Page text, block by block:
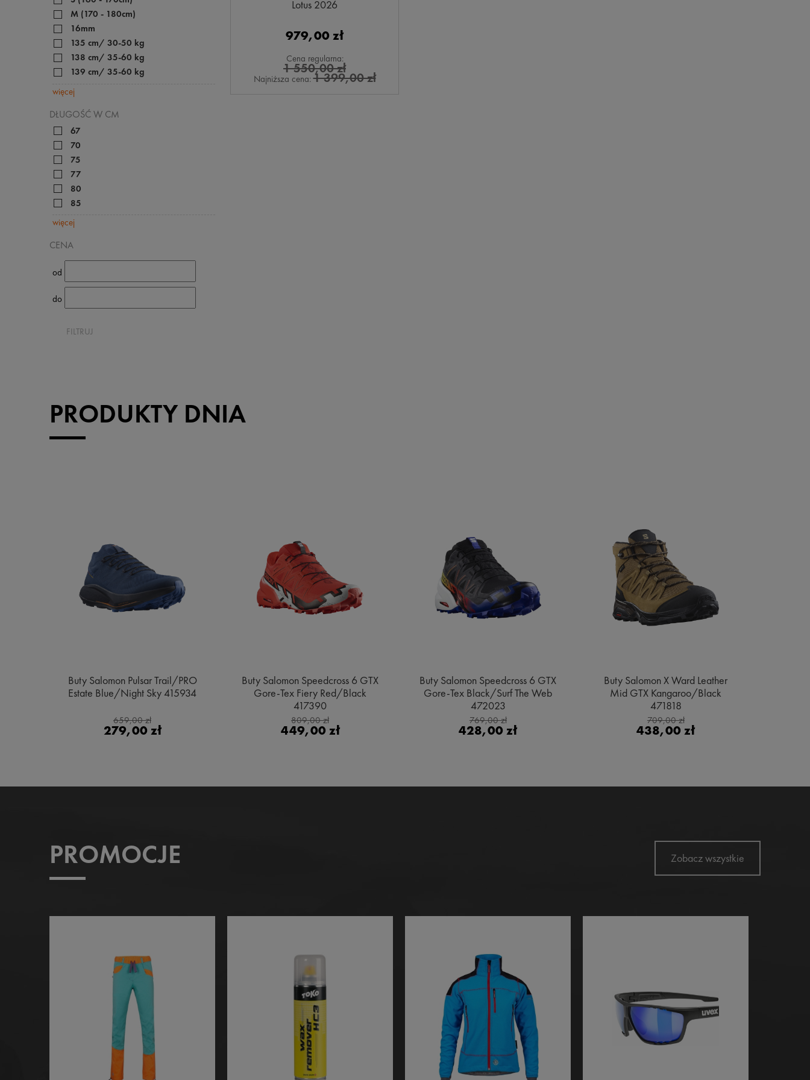
M (170 - 180cm)
16mm
135 cm/ 30-50 kg
138 cm/ 35-60 kg
139 cm/ 35-60 kg
więcej
DŁUGOŚĆ W CM
67
70
75
77
80
85
więcej
CENA
od
do
FILTRUJ
Lotus 2026
979,00 zł
Cena regularna:
1 550,00 zł
Najniższa cena:1 399,00 zł
PRODUKTY DNIA
Buty Salomon Pulsar Trail/PRO
Estate Blue/Night Sky 415934
659,00 zł
279,00 zł
Buty Salomon Speedcross 6 GTX
Gore-Tex Fiery Red/Black
417390
809,00 zł
449,00 zł
Buty Salomon Speedcross 6 GTX
Gore-Tex Black/Surf The Web
472023
769,00 zł
428,00 zł
Buty Salomon X Ward Leather
Mid GTX Kangaroo/Black
471818
709,00 zł
438,00 zł
PROMOCJE Zobacz wszystkie